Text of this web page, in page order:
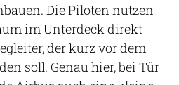
Die Piloten nutzen
im Unterdeck direkt
der kurz vor dem
soll. Genau hier, bei Tür